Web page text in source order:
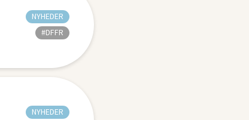
NYHEDER
#DFFR
NYHEDER